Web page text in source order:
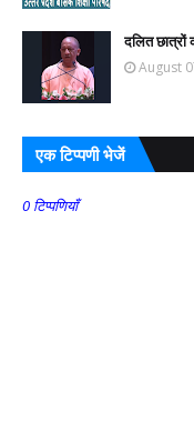
दलित छात्रों
August
एक टिप्पणी भेजें
0 टिप्पणियाँ